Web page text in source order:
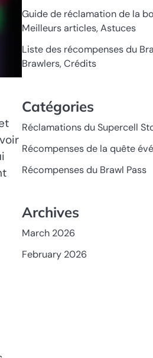
Guide de réclamation de la
Meilleurs articles, Astuces
Liste des récompenses du
Brawlers, Crédits
Catégories
Réclamations du Supercell
Récompenses de la quête
Récompenses du Brawl Pass
Archives
March 2026
February 2026